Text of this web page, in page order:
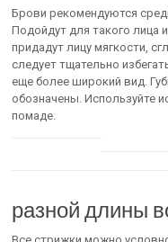
Брови рекомендуются
Подойдут для такого лица
придадут лицу мягкости,
следует тщательно
еще более широкий вид.
обозначены. Используйте
помаде.
разной длины